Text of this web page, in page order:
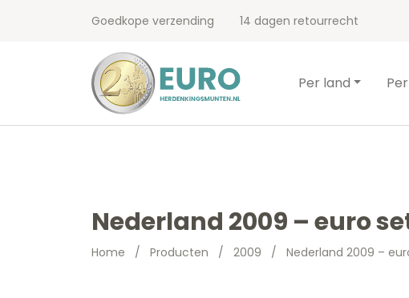
Goedkope verzending 14 dagen retourrecht
Per land
Nederland 2009 – euro
Home / Producten / 2009 / Nederland 2009 –